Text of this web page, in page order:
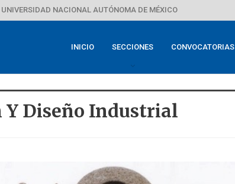
NACIONAL AUTÓNOMA DE MÉXICO
INICIO SECCIONES CONVOCATORIAS
Y Diseño Industrial